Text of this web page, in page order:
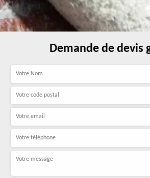
Demande de devis